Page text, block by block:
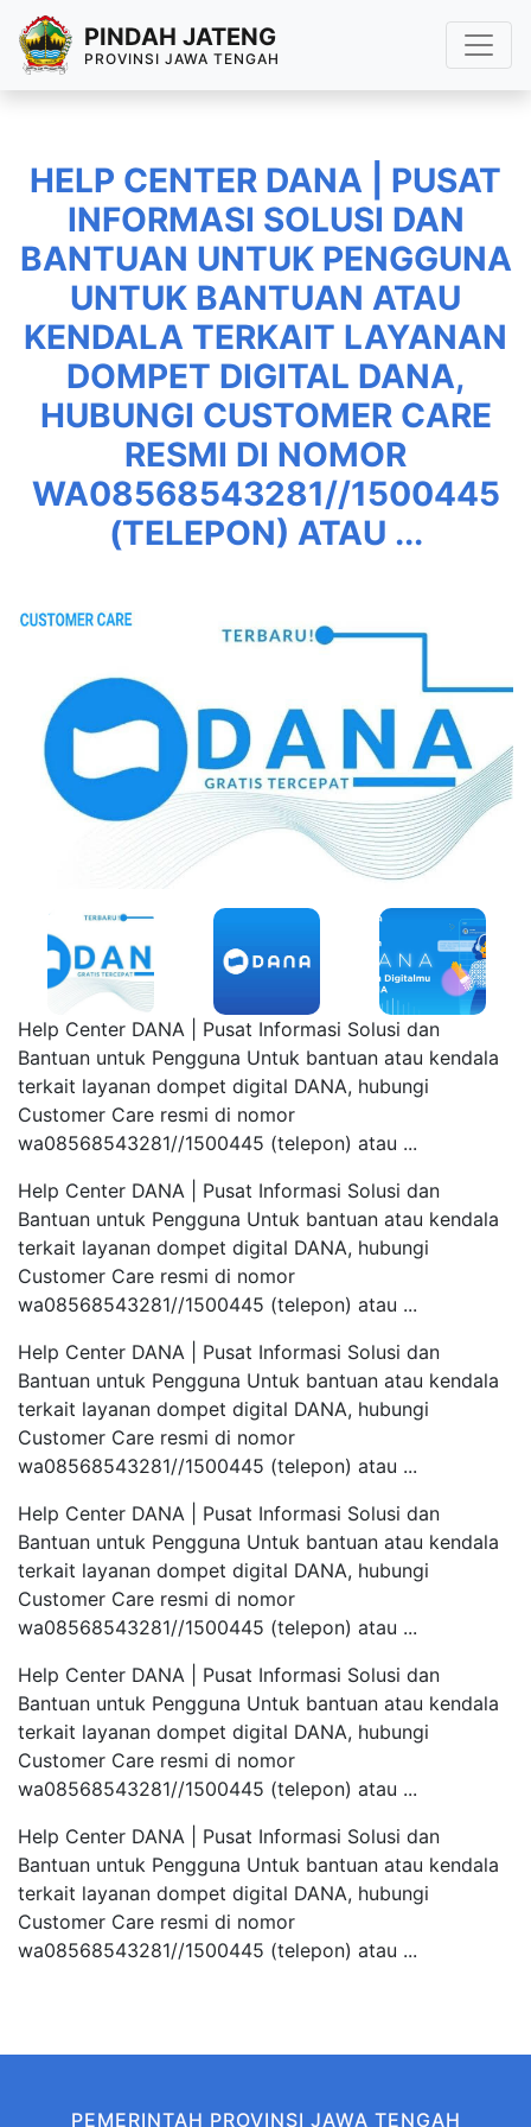
PINDAH JATENG
PROVINSI JAWA TENGAH
HELP CENTER DANA | PUSAT
INFORMASI SOLUSI DAN
BANTUAN UNTUK PENGGUNA
UNTUK BANTUAN ATAU
KENDALA TERKAIT LAYANAN
DOMPET DIGITAL DANA,
HUBUNGI CUSTOMER CARE
RESMI DI NOMOR
WA08568543281//1500445
(TELEPON) ATAU ...
Help Center DANA | Pusat Informasi Solusi dan
Bantuan untuk Pengguna Untuk bantuan atau kendala
terkait layanan dompet digital DANA, hubungi
Customer Care resmi di nomor
wa08568543281//1500445 (telepon) atau ...
Help Center DANA | Pusat Informasi Solusi dan
Bantuan untuk Pengguna Untuk bantuan atau kendala
terkait layanan dompet digital DANA, hubungi
Customer Care resmi di nomor
wa08568543281//1500445 (telepon) atau ...
Help Center DANA | Pusat Informasi Solusi dan
Bantuan untuk Pengguna Untuk bantuan atau kendala
terkait layanan dompet digital DANA, hubungi
Customer Care resmi di nomor
wa08568543281//1500445 (telepon) atau ...
Help Center DANA | Pusat Informasi Solusi dan
Bantuan untuk Pengguna Untuk bantuan atau kendala
terkait layanan dompet digital DANA, hubungi
Customer Care resmi di nomor
wa08568543281//1500445 (telepon) atau ...
Help Center DANA | Pusat Informasi Solusi dan
Bantuan untuk Pengguna Untuk bantuan atau kendala
terkait layanan dompet digital DANA, hubungi
Customer Care resmi di nomor
wa08568543281//1500445 (telepon) atau ...
Help Center DANA | Pusat Informasi Solusi dan
Bantuan untuk Pengguna Untuk bantuan atau kendala
terkait layanan dompet digital DANA, hubungi
Customer Care resmi di nomor
wa08568543281//1500445 (telepon) atau ...
PEMERINTAH PROVINSI JAWA TENGAH